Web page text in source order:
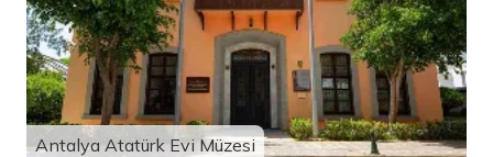
Antalya Atatürk Evi Müzesi